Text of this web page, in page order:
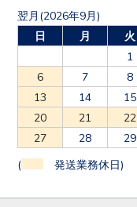
翌月(2026年9月)
日
月 火
1
6
7 8
13
14 15
20
21 22
27
28 29
( 発送業務休日)